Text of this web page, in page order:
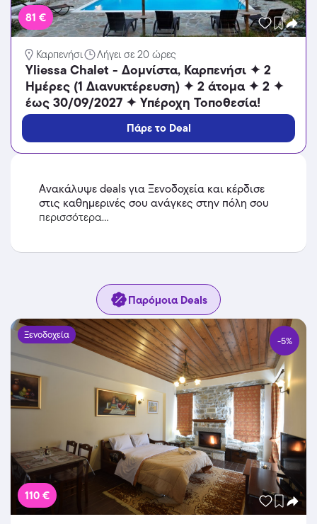
81 €
Καρπενήσι Λήγει σε 20 ώρες
Yliessa Chalet - Δομνίστα, Καρπενήσι ✦ 2
Ημέρες (1 Διανυκτέρευση) ✦ 2 άτομα ✦ 2 ✦
έως 30/09/2027 ✦ Υπέροχη Τοποθεσία!
Πάρε το Deal
Ανακάλυψε deals για Ξενοδοχεία και κέρδισε
στις καθημερινές σου ανάγκες στην πόλη σου
περισσότερα...
Παρόμοια Deals
Ξενοδοχεία -5%
110 €